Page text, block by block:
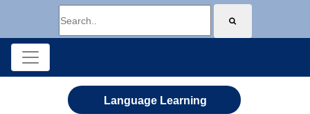
Language Learning